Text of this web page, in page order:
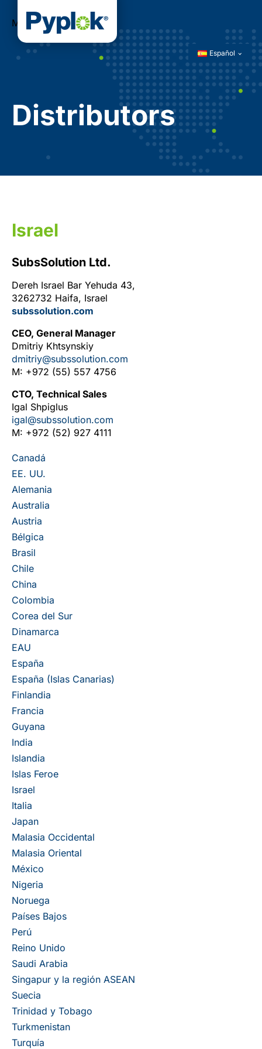
Español
Distributors
Canadá
EE. UU.
Alemania
Australia
Austria
Bélgica
Brasil
Chile
China
Colombia
Corea del Sur
Dinamarca
EAU
España
España (Islas Canarias)
Finlandia
Francia
Guyana
India
Islandia
Islas Feroe
Israel
Italia
Japan
Malasia Occidental
Malasia Oriental
México
Nigeria
Noruega
Países Bajos
Perú
Reino Unido
Saudi Arabia
Singapur y la región ASEAN
Suecia
Trinidad y Tobago
Turkmenistan
Turquía
Israel
SubsSolution Ltd.
Dereh Israel Bar Yehuda 43,
3262732 Haifa, Israel
subssolution.com
CEO, General Manager
Dmitriy Khtsynskiy
dmitriy@subssolution.com
M: +972 (55) 557 4756
CTO, Technical Sales
Igal Shpiglus
igal@subssolution.com
M: +972 (52) 927 4111
Menú